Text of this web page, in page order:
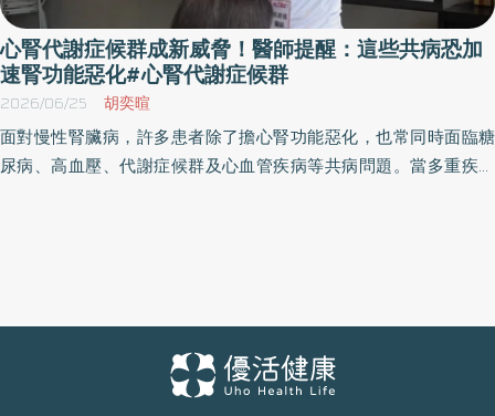
心腎代謝症候群成新威脅！醫師提醒：這些共病恐加
速腎功能惡化#心腎代謝症候群
2026/06/25 胡奕暄
面對慢性腎臟病，許多患者除了擔心腎功能惡化，也常同時面臨糖
尿病、高血壓、代謝症候群及心血管疾病等共病問題。當多重疾病
伴腎友建立健康生活習慣，提升生活品質。 雙和醫院研發副院長暨
腎基會董事吳美儀醫師長期投入腎臟病照護與研究，其醫療團隊近